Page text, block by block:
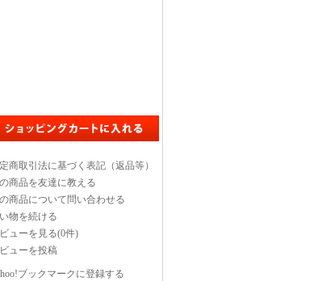
商取引法に基づく表記（返品等）
商品を友達に教える
商品について問い合わせる
物を続ける
ューを見る(0件)
ューを投稿
ブックマークに登録する